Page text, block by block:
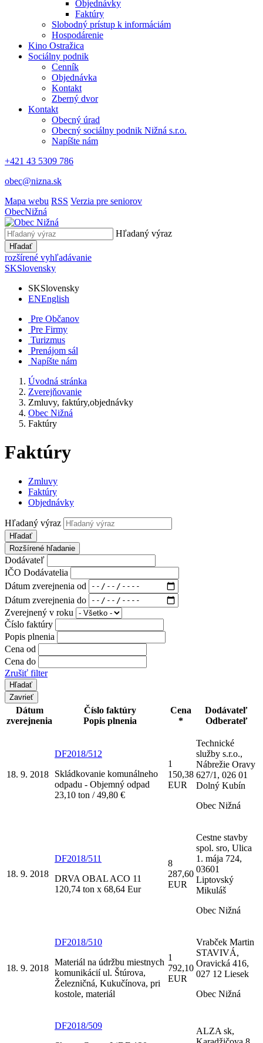
Objednávky
Faktúry
Slobodný prístup k informáciám
Hospodárenie
Kino Ostražica
Sociálny podnik
Cenník
Objednávka
Kontakt
Zberný dvor
Kontakt
Obecný úrad
Obecný sociálny podnik Nižná s.r.o.
Napíšte nám
+421 43 5309 786
obec@nizna.sk
Mapa webu RSS Verzia pre seniorov
ObecNižná
Hľadaný výraz
Hľadať
rozšírené vyhľadávanie
SKSlovensky
SKSlovensky
ENEnglish
Pre Občanov
Pre Firmy
Turizmus
Prenájom sál
Napíšte nám
Úvodná stránka
Zverejňovanie
Zmluvy, faktúry,objednávky
Obec Nižná
Faktúry
Faktúry
Zmluvy
Faktúry
Objednávky
Hľadaný výraz
Hľadať
Rozšírené hľadanie
Dodávateľ
IČO Dodávatelia
Dátum zverejnenia od
Dátum zverejnenia do
Zverejnený v roku
Číslo faktúry
Popis plnenia
Cena od
Cena do
Zrušiť filter
Zavrieť
Dátum
zverejnenia
Číslo faktúry
Popis plnenia
Cena
*
Dodávateľ
Odberateľ
18. 9. 2018
DF2018/512
Skládkovanie komunálneho
odpadu - Objemný odpad
23,10 ton / 49,80 €
1
150,38
EUR
Technické
služby s.r.o.,
Nábrežie Oravy
627/1, 026 01
Dolný Kubín
Obec Nižná
18. 9. 2018
DF2018/511
DRVA OBAL ACO 11
120,74 ton x 68,64 Eur
8
287,60
EUR
Cestne stavby
spol. sro, Ulica
1. mája 724,
03601
Liptovský
Mikuláš
Obec Nižná
18. 9. 2018
DF2018/510
Materiál na údržbu miestnych
komunikácií ul. Štúrova,
Železničná, Kukučínova, pri
kostole, materiál
1
792,10
EUR
Vrabček Martin
STAVIVÁ,
Oravická 416,
027 12 Liesek
Obec Nižná
DF2018/509
ALZA sk,